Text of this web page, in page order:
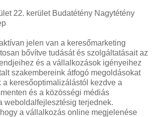
22. kerület Budatétény Nagytétény
jelen van a keresőmarketing
bővítve tudását és szolgáltatásait az
és a vállalkozások igényeihez
szakembereink átfogó megoldásokat
a keresőoptimalizálástól kezdve a
és a közösségi médiás
weboldalfejlesztésig terjednek.
a vállalkozás online megjelenése